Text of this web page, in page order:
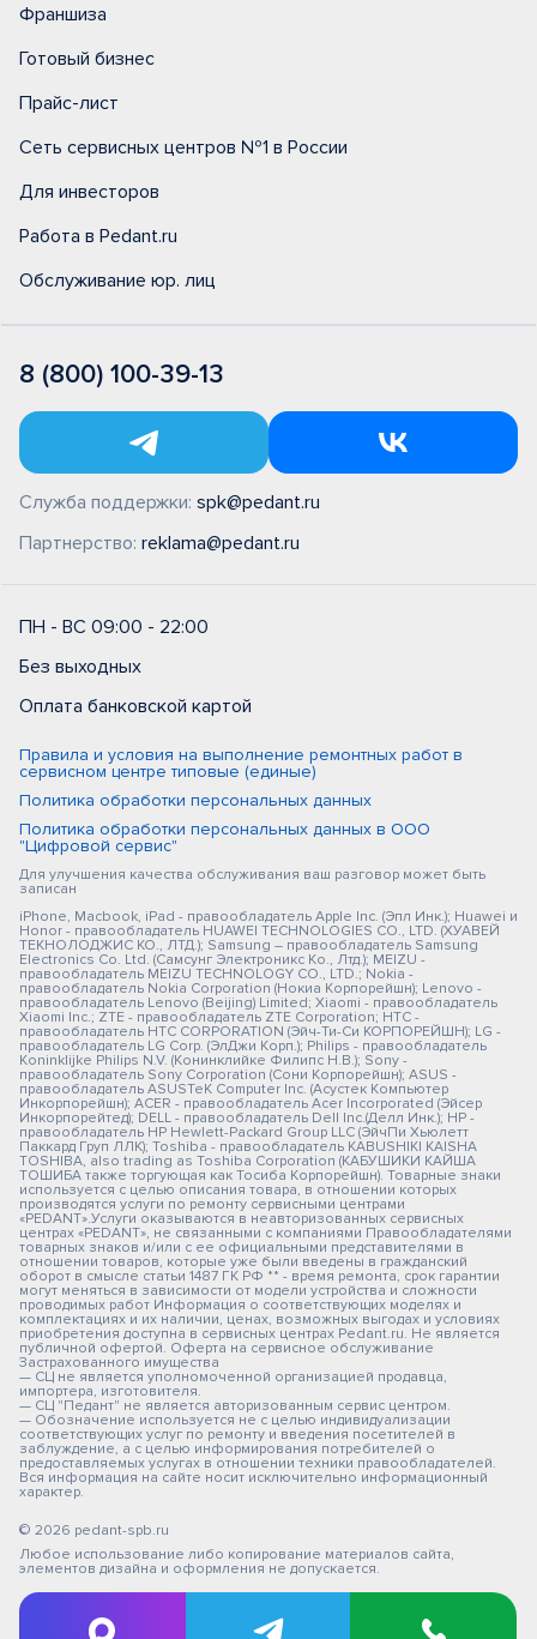
Франшиза
Готовый бизнес
Прайс-лист
Сеть сервисных центров №1 в России
Для инвесторов
Работа в Pedant.ru
Обслуживание юр. лиц
8 (800) 100-39-13
Служба поддержки: spk@pedant.ru
Партнерство: reklama@pedant.ru
ПН - ВС 09:00 - 22:00
Без выходных
Оплата банковской картой
Правила и условия на выполнение ремонтных работ в
сервисном центре типовые (единые)
Политика обработки персональных данных
Политика обработки персональных данных в ООО
"Цифровой сервис"
Для улучшения качества обслуживания ваш разговор может быть
записан
iPhone, Macbook, iPad - правообладатель Apple Inc. (Эпл Инк.); Huawei и
Honor - правообладатель HUAWEI TECHNOLOGIES CO., LTD. (ХУАВЕЙ
ТЕКНОЛОДЖИС КО., ЛТД.); Samsung – правообладатель Samsung
Electronics Co. Ltd. (Самсунг Электроникс Ко., Лтд.); MEIZU -
правообладатель MEIZU TECHNOLOGY CO., LTD.; Nokia -
правообладатель Nokia Corporation (Нокиа Корпорейшн); Lenovo -
правообладатель Lenovo (Beijing) Limited; Xiaomi - правообладатель
Xiaomi Inc.; ZTE - правообладатель ZTE Corporation; HTC -
правообладатель HTC CORPORATION (Эйч-Ти-Си КОРПОРЕЙШН); LG -
правообладатель LG Corp. (ЭлДжи Корп.); Philips - правообладатель
Koninklijke Philips N.V. (Конинклийке Филипс Н.В.); Sony -
правообладатель Sony Corporation (Сони Корпорейшн); ASUS -
правообладатель ASUSTeK Computer Inc. (Асустек Компьютер
Инкорпорейшн); ACER - правообладатель Acer Incorporated (Эйсер
Инкорпорейтед); DELL - правообладатель Dell Inc.(Делл Инк.); HP -
правообладатель HP Hewlett-Packard Group LLC (ЭйчПи Хьюлетт
Паккард Груп ЛЛК); Toshiba - правообладатель KABUSHIKI KAISHA
TOSHIBA, also trading as Toshiba Corporation (КАБУШИКИ КАЙША
ТОШИБА также торгующая как Тосиба Корпорейшн). Товарные знаки
используется с целью описания товара, в отношении которых
производятся услуги по ремонту сервисными центрами
«PEDANT».Услуги оказываются в неавторизованных сервисных
центрах «PEDANT», не связанными с компаниями Правообладателями
товарных знаков и/или с ее официальными представителями в
отношении товаров, которые уже были введены в гражданский
оборот в смысле статьи 1487 ГК РФ ** - время ремонта, срок гарантии
могут меняться в зависимости от модели устройства и сложности
проводимых работ Информация о соответствующих моделях и
комплектациях и их наличии, ценах, возможных выгодах и условиях
приобретения доступна в сервисных центрах Pedant.ru. Не является
публичной офертой. Оферта на сервисное обслуживание
Застрахованного имущества
— СЦ не является уполномоченной организацией продавца,
импортера, изготовителя.
— СЦ "Педант" не является авторизованным сервис центром.
— Обозначение используется не с целью индивидуализации
соответствующих услуг по ремонту и введения посетителей в
заблуждение, а с целью информирования потребителей о
предоставляемых услугах в отношении техники правообладателей.
Вся информация на сайте носит исключительно информационный
характер.
© 2026 pedant-spb.ru
Любое использование либо копирование материалов сайта,
элементов дизайна и оформления не допускается.